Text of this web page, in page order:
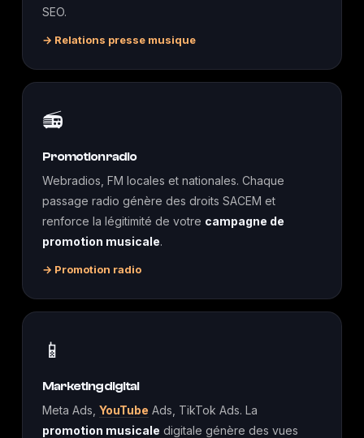
SEO.
→ Relations presse musique
📻
Promotion radio
Webradios, FM locales et nationales. Chaque
passage radio génère des droits SACEM et
renforce la légitimité de votre campagne de
promotion musicale.
→ Promotion radio
📱
Marketing digital
Meta Ads,YouTube Ads, TikTok Ads. La
promotion musicale digitale génère des vues